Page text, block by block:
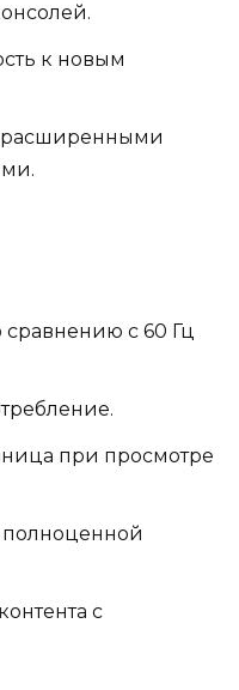
к новым
расширенными
сравнению с 60 Гц
при просмотре
полноценной
с